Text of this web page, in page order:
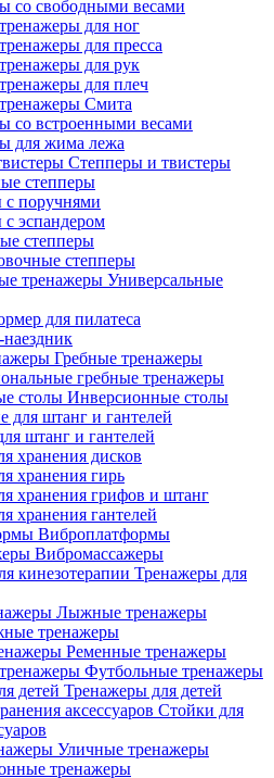
со свободными весами
для ног
для пресса
для рук
для плеч
Смита
со встроенными весами
для жима лежа
Степперы и твистеры
степперы
поручнями
эспандером
степперы
степперы
Универсальные
для пилатеса
Гребные тренажеры
гребные тренажеры
Инверсионные столы
штанг и гантелей
хранения дисков
хранения гирь
хранения грифов и штанг
хранения гантелей
Виброплатформы
Вибромассажеры
Тренажеры для
Лыжные тренажеры
тренажеры
Ременные тренажеры
Футбольные тренажеры
Тренажеры для детей
Стойки для
Уличные тренажеры